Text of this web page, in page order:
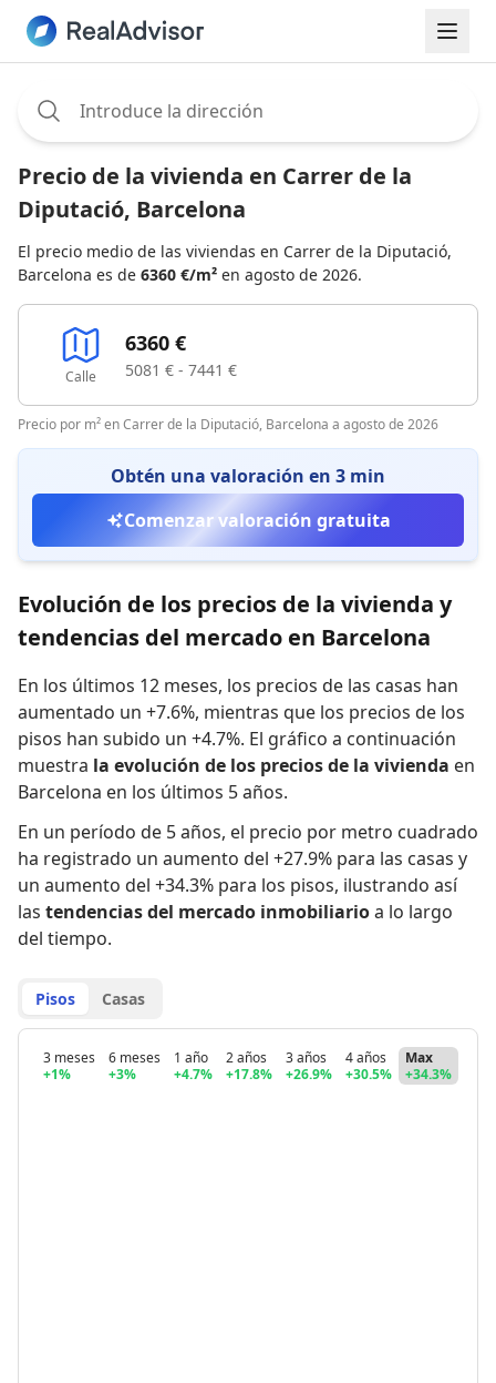
Precio de la vivienda en Carrer de la
Diputació, Barcelona
El precio medio de las viviendas en Carrer de la Diputació,
Barcelona es de 6360 €/m² en agosto de 2026.
Calle
6360 €
5081 € - 7441 €
Precio por m² en Carrer de la Diputació, Barcelona a agosto de 2026
Obtén una valoración en 3 min
Comenzar valoración gratuita
Evolución de los precios de la vivienda y
tendencias del mercado en Barcelona
En los últimos 12 meses, los precios de las casas han
aumentado un +7.6%, mientras que los precios de los
pisos han subido un +4.7%. El gráfico a continuación
muestra la evolución de los precios de la vivienda en
Barcelona en los últimos 5 años.
En un período de 5 años, el precio por metro cuadrado
ha registrado un aumento del +27.9% para las casas y
un aumento del +34.3% para los pisos, ilustrando así
las tendencias del mercado inmobiliarioa lo largo
del tiempo.
Pisos Casas
3 meses
+1%
6 meses
+3%
1 año
+4.7%
2 años
+17.8%
3 años
+26.9%
4 años
+30.5%
Max
+34.3%